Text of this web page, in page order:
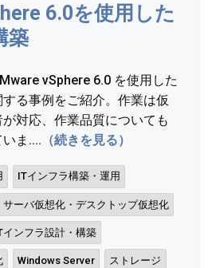
6.0を使用した
築
vSphere 6.0 を使用した
る事例をご紹介。作業は仮
対応、作業品質についても
ま.... （続きを見る）
ITインフラ構築・運用
サーバ仮想化・デスクトップ仮想化
インフラ設計・構築
Windows Server ストレージ